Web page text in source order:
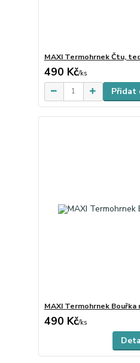
MAXI Termohrnek Čtu,
490 Kč/ks
Přidat
MAXI Termohrnek Bouřka
490 Kč/ks